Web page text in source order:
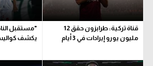
قناة تركية: طرابزون حقق 12
مليون يورو إيرادات في 3 أيام
"مستقبل
يكشف